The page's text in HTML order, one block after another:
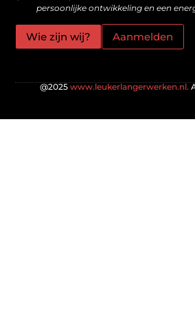
persoonlijke ontwikkeling en een
Wie zijn wij? Aanmelden
@2025 www.leukerlangerwerken.nl.